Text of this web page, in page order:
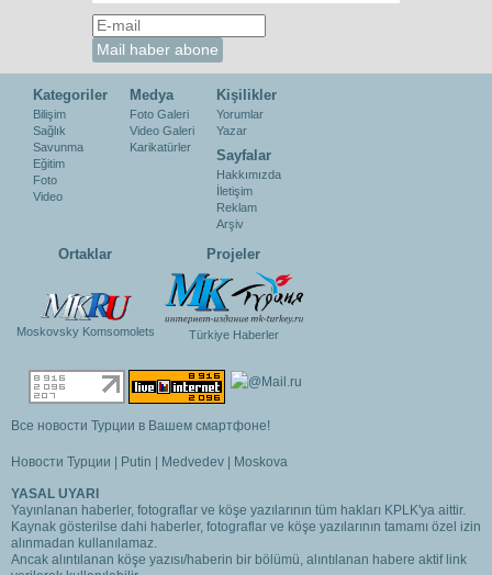
Kategoriler
Bilişim
Sağlık
Savunma
Eğitim
Foto
Video
Medya
Foto Galeri
Video Galeri
Karikatürler
Kişilikler
Yorumlar
Yazar
Sayfalar
Hakkımızda
İletişim
Reklam
Arşiv
Ortaklar
Moskovsky Komsomolets
Projeler
Türkiye Haberler
Все новости Турции в Вашем смартфоне!
Новости Турции | Putin | Medvedev | Moskova
YASAL UYARI
Yayınlanan haberler, fotograflar ve köşe yazılarının tüm hakları KPLK'ya aittir.
Kaynak gösterilse dahi haberler, fotograflar ve köşe yazılarının tamamı özel izin
alınmadan kullanılamaz.
Ancak alıntılanan köşe yazısı/haberin bir bölümü, alıntılanan habere aktif link